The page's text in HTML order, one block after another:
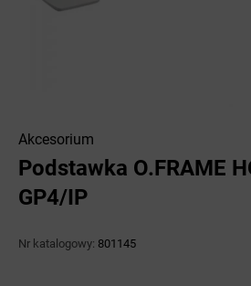
Akcesorium
Podstawka O.FRAME
GP4/IP
Nr katalogowy: 801145